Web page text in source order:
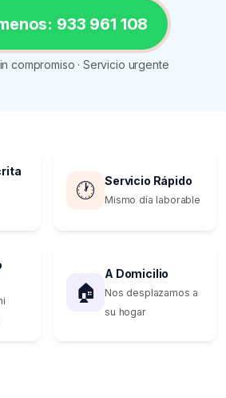
933 961 108
compromiso · Servicio urgente
🕐 Servicio Rápido
Mismo día laborable
🏠
A Domicilio
Nos desplazamos a
su hogar